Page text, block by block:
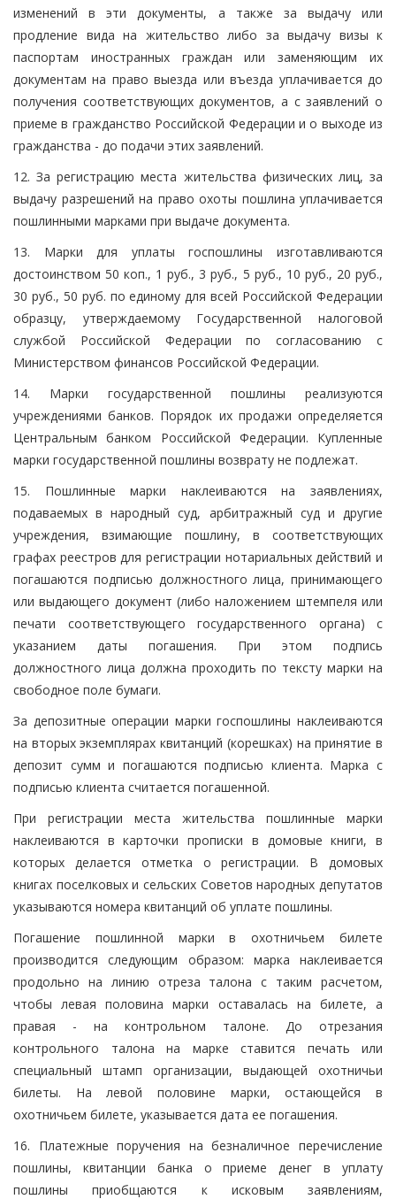
изменений в эти документы, а также за выдачу или
продление вида на жительство либо за выдачу визы к
паспортам иностранных граждан или заменяющим их
документам на право выезда или въезда уплачивается до
получения соответствующих документов, а с заявлений о
приеме в гражданство Российской Федерации и о выходе из
гражданства - до подачи этих заявлений.
12. За регистрацию места жительства физических лиц, за
выдачу разрешений на право охоты пошлина уплачивается
пошлинными марками при выдаче документа.
13. Марки для уплаты госпошлины изготавливаются
достоинством 50 коп., 1 руб., 3 руб., 5 руб., 10 руб., 20 руб.,
30 руб., 50 руб. по единому для всей Российской Федерации
образцу, утверждаемому Государственной налоговой
службой Российской Федерации по согласованию с
Министерством финансов Российской Федерации.
14. Марки государственной пошлины реализуются
учреждениями банков. Порядок их продажи определяется
Центральным банком Российской Федерации. Купленные
марки государственной пошлины возврату не подлежат.
15. Пошлинные марки наклеиваются на заявлениях,
подаваемых в народный суд, арбитражный суд и другие
учреждения, взимающие пошлину, в соответствующих
графах реестров для регистрации нотариальных действий и
погашаются подписью должностного лица, принимающего
или выдающего документ (либо наложением штемпеля или
печати соответствующего государственного органа) с
указанием даты погашения. При этом подпись
должностного лица должна проходить по тексту марки на
свободное поле бумаги.
За депозитные операции марки госпошлины наклеиваются
на вторых экземплярах квитанций (корешках) на принятие в
депозит сумм и погашаются подписью клиента. Марка с
подписью клиента считается погашенной.
При регистрации места жительства пошлинные марки
наклеиваются в карточки прописки в домовые книги, в
которых делается отметка о регистрации. В домовых
книгах поселковых и сельских Советов народных депутатов
указываются номера квитанций об уплате пошлины.
Погашение пошлинной марки в охотничьем билете
производится следующим образом: марка наклеивается
продольно на линию отреза талона с таким расчетом,
чтобы левая половина марки оставалась на билете, а
правая - на контрольном талоне. До отрезания
контрольного талона на марке ставится печать или
специальный штамп организации, выдающей охотничьи
билеты. На левой половине марки, остающейся в
охотничьем билете, указывается дата ее погашения.
16. Платежные поручения на безналичное перечисление
пошлины, квитанции банка о приеме денег в уплату
пошлины приобщаются к исковым заявлениям,